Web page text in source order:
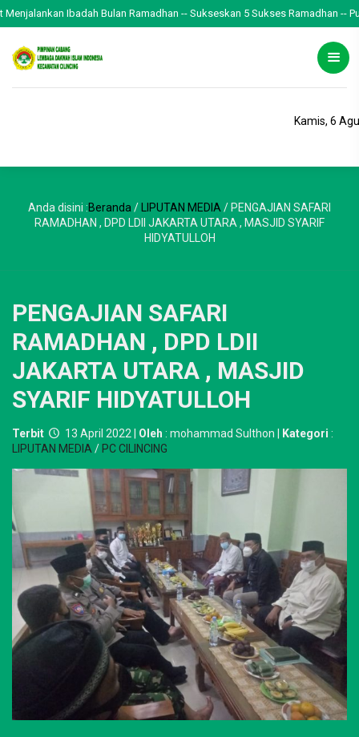
Ibadah Bulan Ramadhan -- Sukseskan 5 Sukses Ramadhan -- Puasa
Kamis, 6
Anda disini :Beranda / LIPUTAN MEDIA / PENGAJIAN SAFARI
RAMADHAN , DPD LDII JAKARTA UTARA , MASJID SYARIF
HIDYATULLOH
PENGAJIAN SAFARI
RAMADHAN , DPD LDII
JAKARTA UTARA , MASJID
SYARIF HIDYATULLOH
Terbit 13 April 2022 | Oleh : mohammad Sulthon | Kategori :
LIPUTAN MEDIA / PC CILINCING